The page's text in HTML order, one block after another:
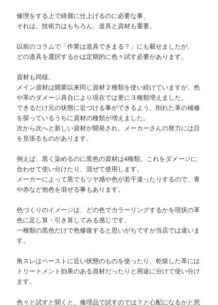
修理をする上で綺麗に仕上げるのに必要な事、
それは、技術力はもちろん、道具と資材も重要。
以前のコラムで「作業は道具できまる？」にも載せましたが、
どの道具を選択するかは定期的に色々試す必要があります。
資材も同様。
メイン資材は開業以来同じ資材２種類を使い続けていますが、色
や革のダメージ具合により現在では更に３種類増えました。
できるだけ元の状態に近づける事ができるよう、削れた革の補修
を探っているうちに資材の種類が増えました。
次から次へと新しい資材が開発され、メーカーさんの努力には目
を見張るものがあります。
例えば、黒く染めるのに黒色の資材は4種類。これをダメージに
合わせて使い分けたり、混ぜて使用します。
メーカーによって黒でもツヤ感や色が若干違ったりするので、青
や赤など他色を混ぜる事もあります。
色づくりのイメージは、どの色でカラーリングするかを現状の革
色に足し算・引き算してみる感じです。
一種類の黒色だけで色修復すると思いがちですが当店では違いま
す。
角スレはペーストに近い状態のものを使ったり、乾燥した革には
トリートメント効果のある資材だったりと用途に分けて使い分け
ます。
色々と試すと聞くと、修理品で試すのでは？と心配になるかと思